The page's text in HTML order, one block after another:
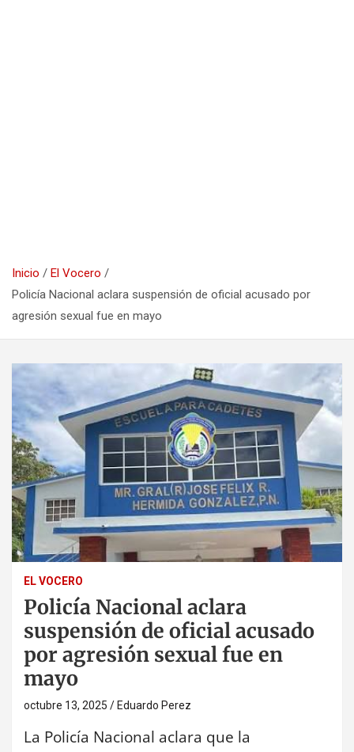
Inicio
El Vocero
Policía Nacional aclara suspensión de oficial acusado por
agresión sexual fue en mayo
EL VOCERO
Policía Nacional aclara
suspensión de oficial acusado
por agresión sexual fue en
mayo
octubre 13, 2025 Eduardo Perez
La Policía Nacional aclara que la